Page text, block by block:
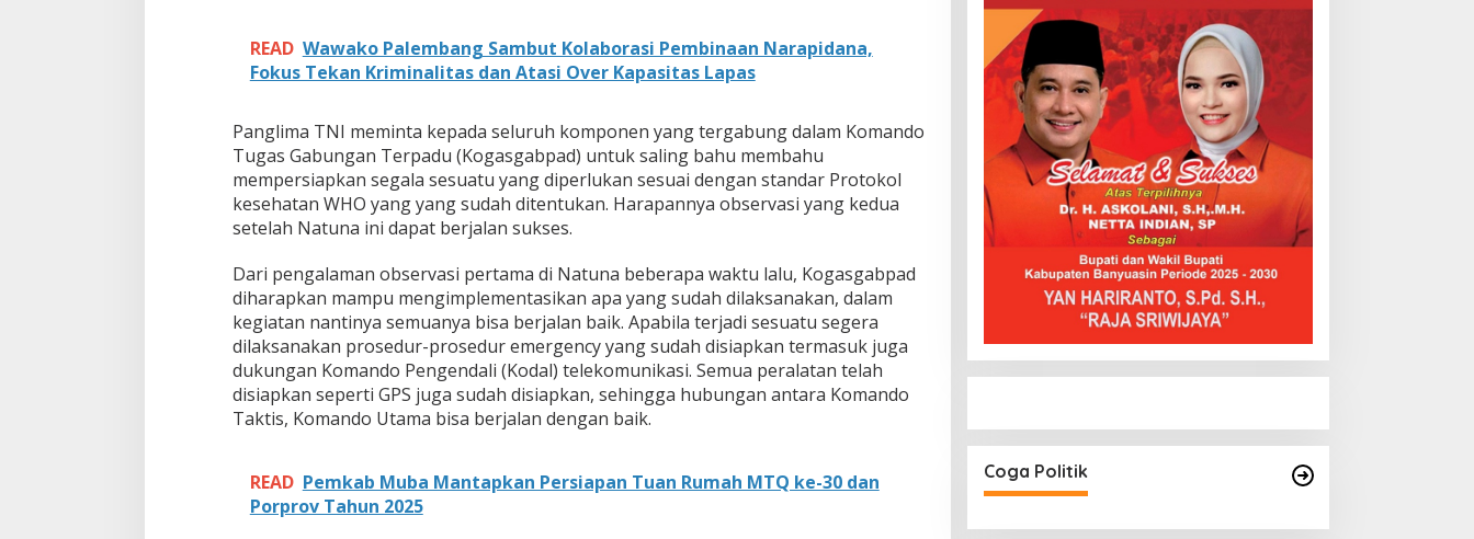
a
s
i
N
d
i
P
u
u
S
e
b
a
r
u
READ Wawako Palembang Sambut Kolaborasi Pembinaan Narapidana,
Fokus Tekan Kriminalitas dan Atasi Over Kapasitas Lapas
Panglima TNI meminta kepada seluruh komponen yang tergabung dalam Komando
Tugas Gabungan Terpadu (Kogasgabpad) untuk saling bahu membahu
mempersiapkan segala sesuatu yang diperlukan sesuai dengan standar Protokol
kesehatan WHO yang yang sudah ditentukan. Harapannya observasi yang kedua
setelah Natuna ini dapat berjalan sukses.
Dari pengalaman observasi pertama di Natuna beberapa waktu lalu, Kogasgabpad
diharapkan mampu mengimplementasikan apa yang sudah dilaksanakan, dalam
kegiatan nantinya semuanya bisa berjalan baik. Apabila terjadi sesuatu segera
dilaksanakan prosedur-prosedur emergency yang sudah disiapkan termasuk juga
dukungan Komando Pengendali (Kodal) telekomunikasi. Semua peralatan telah
disiapkan seperti GPS juga sudah disiapkan, sehingga hubungan antara Komando
Taktis, Komando Utama bisa berjalan dengan baik.
READ Pemkab Muba Mantapkan Persiapan Tuan Rumah MTQ ke-30 dan
Porprov Tahun 2025
Coga Politik